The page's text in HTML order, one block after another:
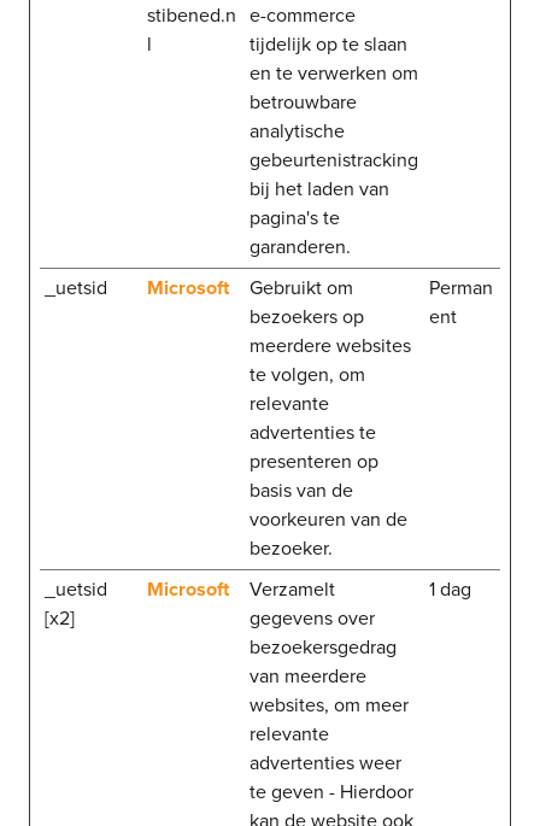
stibened.n
l
e-commerce
tijdelijk op te slaan
en te verwerken om
betrouwbare
analytische
gebeurtenistracking
bij het laden van
pagina's te
garanderen.
_uetsid Microsoft
Gebruikt om
bezoekers op
meerdere websites
te volgen, om
relevante
advertenties te
presenteren op
basis van de
voorkeuren van de
bezoeker.
Perman
ent
_uetsid
[x2]
Microsoft
Verzamelt
gegevens over
bezoekersgedrag
van meerdere
websites, om meer
relevante
advertenties weer
te geven - Hierdoor
kan de website ook
1 dag